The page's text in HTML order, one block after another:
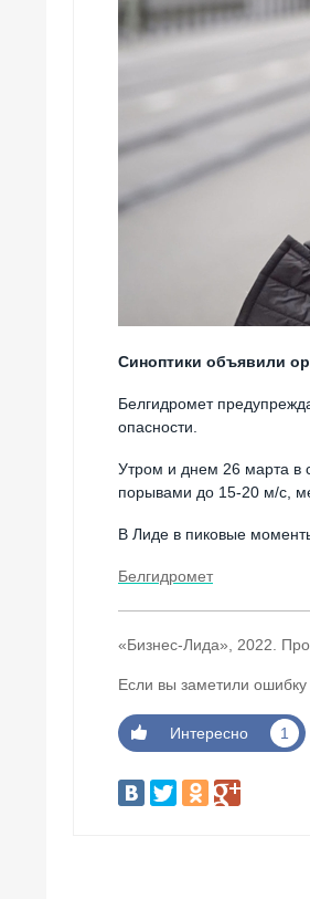
Синоптики объявили
Белгидромет
опасности.
Утром и днем 26 марта в
порывами до 15-20 м/с,
В Лиде в пиковые
Белгидромет
«Бизнес-Лида», 2022.
Если вы заметили
Интересно 1